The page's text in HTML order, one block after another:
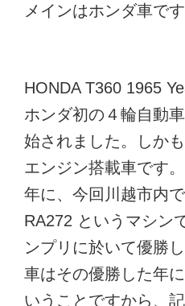
メインはホンダ車です
HONDA T360 1965
ホンダ初の４輪自動
始されました。しか
エンジン搭載車です
年に、今回川越市内
RA272 というマシン
ンプリに於いて優勝
車はその優勝した年
いうことですから、